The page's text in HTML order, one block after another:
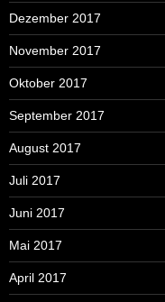
Dezember 2017
November 2017
Oktober 2017
September 2017
August 2017
Juli 2017
Juni 2017
Mai 2017
April 2017